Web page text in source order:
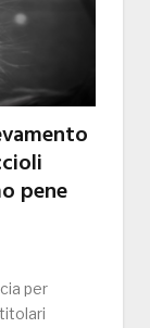
pene
per